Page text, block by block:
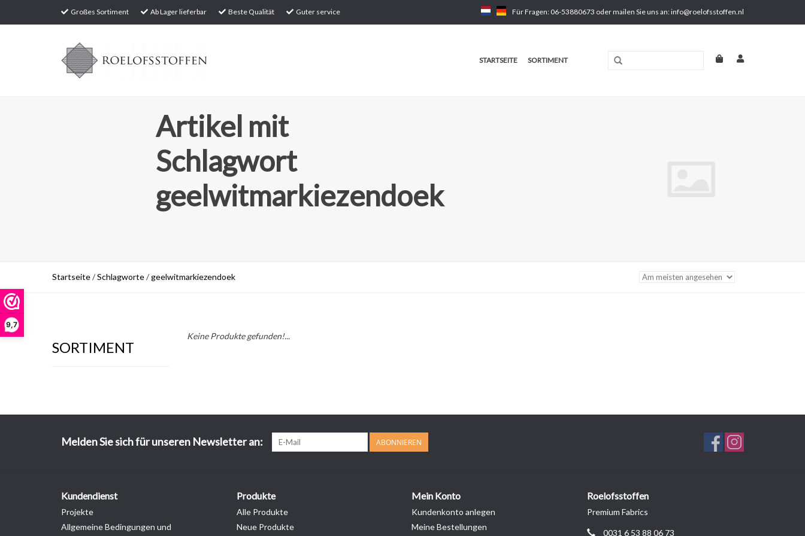
9,7
Großes Sortiment Ab Lager lieferbar Beste Qualität Guter service Für Fragen: 06-53880673 oder mailen Sie uns an:info@roelofsstoffen.nl
STARTSEITE SORTIMENT
Artikel mit
Schlagwort
geelwitmarkiezendoek
Startseite/Schlagworte/geelwitmarkiezendoek
SORTIMENT
Keine Produkte gefunden!...
Melden Sie sich für unseren Newsletter an: ABONNIEREN
Kundendienst
Projekte
Allgemeine Bedingungen und
Produkte
Alle Produkte
Neue Produkte
Mein Konto
Kundenkonto anlegen
Meine Bestellungen
Roelofsstoffen
Premium Fabrics
0031 6 53 88 06 73